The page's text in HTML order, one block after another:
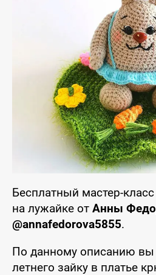
Бесплатный мастер-
на лужайке от Анны
@annafedorova5855.
По данному описанию вы
летнего зайку в платье